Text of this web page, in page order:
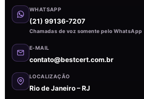
WHATSAPP
(21) 99136-7207
Chamadas de voz somente pelo WhatsApp
E-MAIL
contato@bestcert.com.br
LOCALIZAÇÃO
Rio de Janeiro – RJ